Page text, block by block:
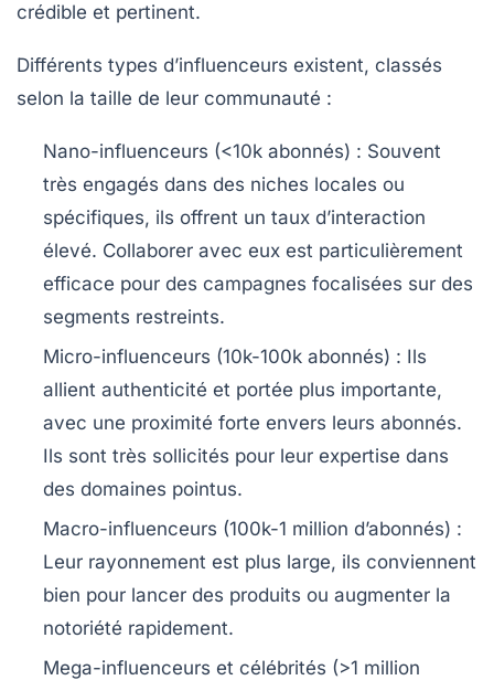
crédible et pertinent.
Différents types d’influenceurs existent, classés
selon la taille de leur communauté :
Nano-influenceurs (<10k abonnés) : Souvent
très engagés dans des niches locales ou
spécifiques, ils offrent un taux d’interaction
élevé. Collaborer avec eux est particulièrement
efficace pour des campagnes focalisées sur des
segments restreints.
Micro-influenceurs (10k-100k abonnés) : Ils
allient authenticité et portée plus importante,
avec une proximité forte envers leurs abonnés.
Ils sont très sollicités pour leur expertise dans
des domaines pointus.
Macro-influenceurs (100k-1 million d’abonnés) :
Leur rayonnement est plus large, ils conviennent
bien pour lancer des produits ou augmenter la
notoriété rapidement.
Mega-influenceurs et célébrités (>1 million